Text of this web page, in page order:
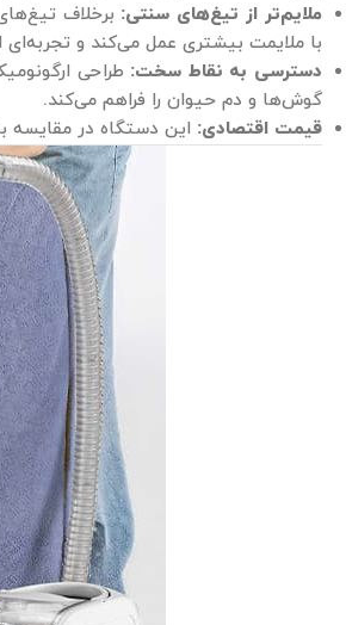
ملایم‌تر از تیغ‌های سنتی: برخلاف
با ملایمت بیشتری عمل می‌کند و تجربه‌ای
دسترسی به نقاط سخت: طراحی
گوش‌ها و دم حیوان را فراهم می‌کند.
قیمت اقتصادی: این دستگاه در مقایسه